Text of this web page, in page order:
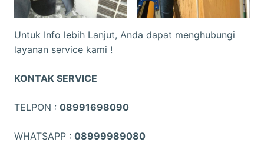
Untuk Info lebih Lanjut, Anda dapat menghubungi
layanan service kami !
KONTAK SERVICE
TELPON : 08991698090
WHATSAPP : 08999989080